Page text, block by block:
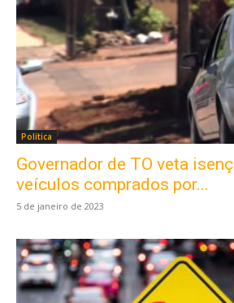
Política
Governador de TO veta
veículos comprados por...
5 de janeiro de 2023